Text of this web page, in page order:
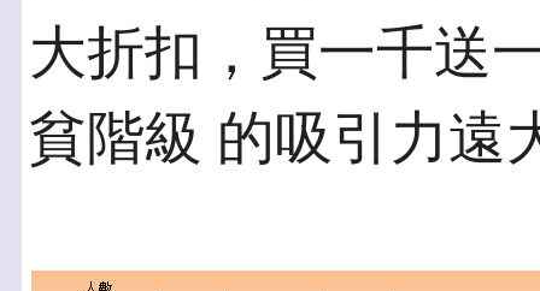
大折扣，買一千送
貧階級 的吸引力遠